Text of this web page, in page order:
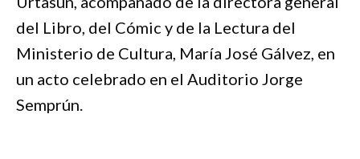
del Libro, del Cómic y de la Lectura del
Ministerio de Cultura, María José Gálvez, en
un acto celebrado en el Auditorio Jorge
Semprún.